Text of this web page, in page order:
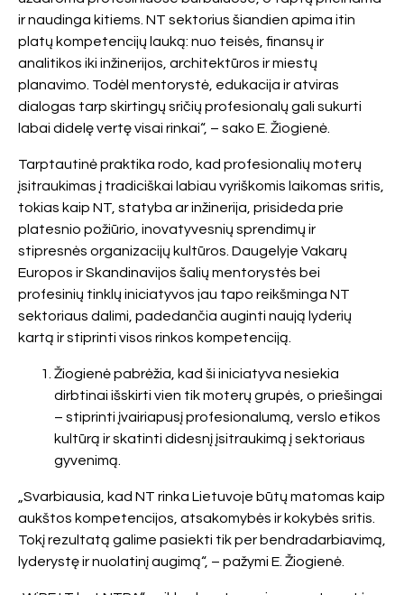
ir naudinga kitiems. NT sektorius šiandien apima itin
platų kompetencijų lauką: nuo teisės, finansų ir
analitikos iki inžinerijos, architektūros ir miestų
planavimo. Todėl mentorystė, edukacija ir atviras
dialogas tarp skirtingų sričių profesionalų gali sukurti
labai didelę vertę visai rinkai“, – sako E. Žiogienė.
Tarptautinė praktika rodo, kad profesionalių moterų
įsitraukimas į tradiciškai labiau vyriškomis laikomas sritis,
tokias kaip NT, statyba ar inžinerija, prisideda prie
platesnio požiūrio, inovatyvesnių sprendimų ir
stipresnės organizacijų kultūros. Daugelyje Vakarų
Europos ir Skandinavijos šalių mentorystės bei
profesinių tinklų iniciatyvos jau tapo reikšminga NT
sektoriaus dalimi, padedančia auginti naują lyderių
kartą ir stiprinti visos rinkos kompetenciją.
Žiogienė pabrėžia, kad ši iniciatyva nesiekia
dirbtinai išskirti vien tik moterų grupės, o priešingai
– stiprinti įvairiapusį profesionalumą, verslo etikos
kultūrą ir skatinti didesnį įsitraukimą į sektoriaus
gyvenimą.
„Svarbiausia, kad NT rinka Lietuvoje būtų matomas kaip
aukštos kompetencijos, atsakomybės ir kokybės sritis.
Tokį rezultatą galime pasiekti tik per bendradarbiavimą,
lyderystę ir nuolatinį augimą“, – pažymi E. Žiogienė.